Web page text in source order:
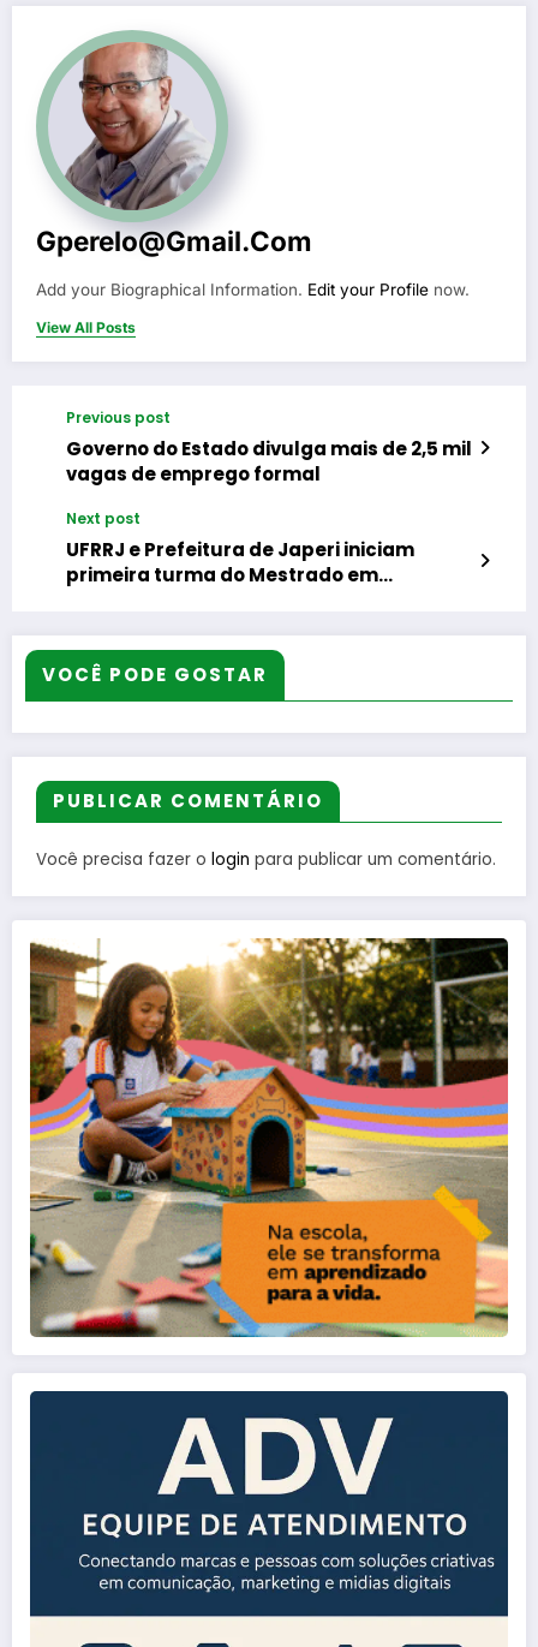
Gperelo@gmail.com
Add your Biographical Information. Edit your Profile now.
View All Posts
Previous post
Governo do Estado divulga mais de 2,5 mil
vagas de emprego formal
Next post
UFRRJ e Prefeitura de Japeri iniciam
primeira turma do Mestrado em
VOCÊ PODE GOSTAR
PUBLICAR COMENTÁRIO
Você precisa fazer o login para publicar um comentário.